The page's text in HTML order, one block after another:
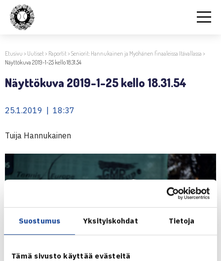
Suostumus Yksityiskohdat Tietoja
Tämä sivusto käyttää evästeitä
Etusivu > Uutiset> Raportit>Seniorit: Hannukainen ja Myöhänen finaaleissa Itävallassa >
Näyttökuva 2019-1-25 kello 18.31.54
Näyttökuva 2019-1-25 kello 18.31.54
25.1.2019 | 18:37
Tuija Hannukainen